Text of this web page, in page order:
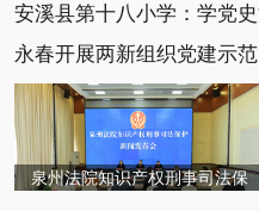
永春开展两新组织党建示
泉州法院知识产权刑事司法保